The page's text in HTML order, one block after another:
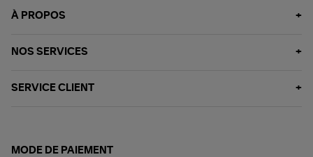
À PROPOS
NOS SERVICES
SERVICE CLIENT
MODE DE PAIEMENT